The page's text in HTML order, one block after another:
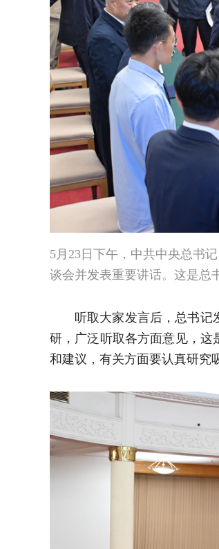
5月23日下午，中共中央总书
谈会并发表重要讲话。这是总
听取大家发言后，总书记
研，广泛听取各方面意见，这
和建议，有关方面要认真研究